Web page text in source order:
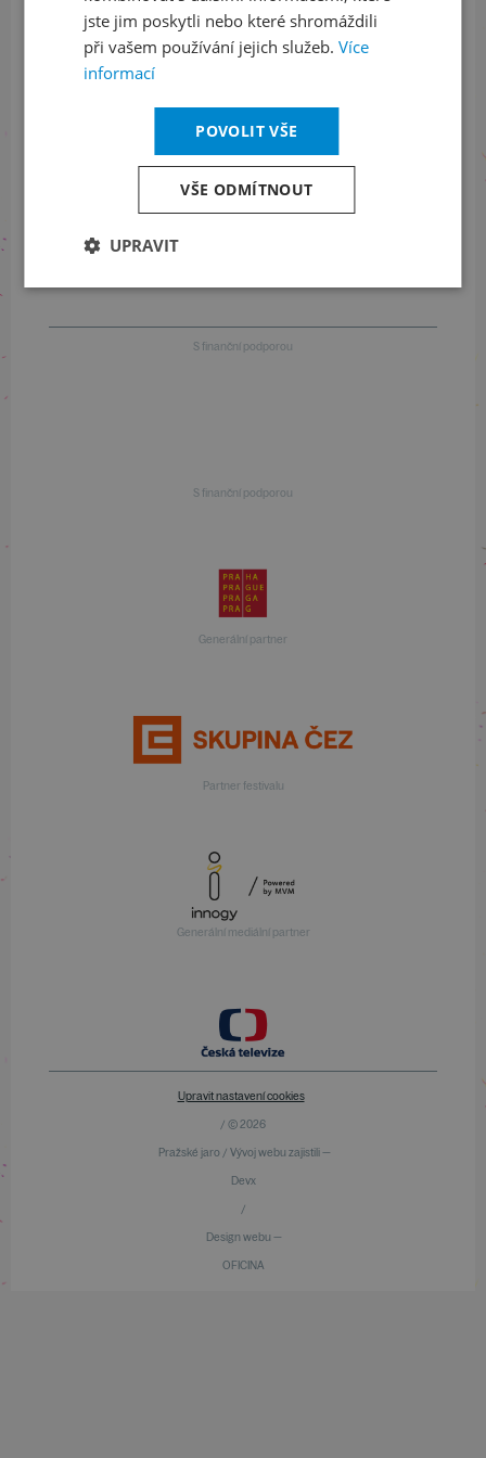
Informace o stavu objednávek
Informace o programu
+420 257 310 414
S finanční podporou
S finanční podporou
Generální partner
Partner festivalu
Generální mediální partner
Upravit nastavení cookies
/ © 2026
Pražské jaro / Vývoj webu zajistili —
Devx
/
Design webu —
OFICINA
jste jim poskytli nebo které shromáždili
při vašem používání jejich služeb. Více
informací
POVOLIT VŠE
VŠE ODMÍTNOUT
UPRAVIT